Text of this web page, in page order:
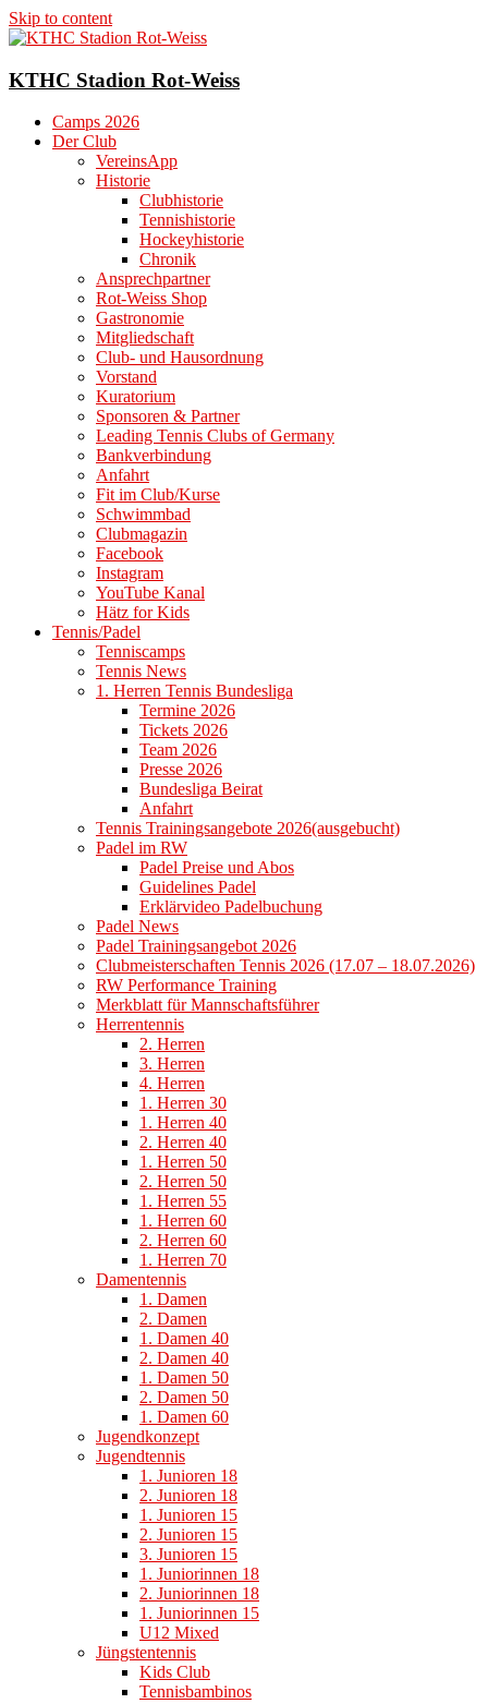
Skip to content
KTHC Stadion Rot-Weiss
Camps 2026
Der Club
VereinsApp
Historie
Clubhistorie
Tennishistorie
Hockeyhistorie
Chronik
Ansprechpartner
Rot-Weiss Shop
Gastronomie
Mitgliedschaft
Club- und Hausordnung
Vorstand
Kuratorium
Sponsoren & Partner
Leading Tennis Clubs of Germany
Bankverbindung
Anfahrt
Fit im Club/Kurse
Schwimmbad
Clubmagazin
Facebook
Instagram
YouTube Kanal
Hätz for Kids
Tennis/Padel
Tenniscamps
Tennis News
1. Herren Tennis Bundesliga
Termine 2026
Tickets 2026
Team 2026
Presse 2026
Bundesliga Beirat
Anfahrt
Tennis Trainingsangebote 2026(ausgebucht)
Padel im RW
Padel Preise und Abos
Guidelines Padel
Erklärvideo Padelbuchung
Padel News
Padel Trainingsangebot 2026
Clubmeisterschaften Tennis 2026 (17.07 – 18.07.2026)
RW Performance Training
Merkblatt für Mannschaftsführer
Herrentennis
2. Herren
3. Herren
4. Herren
1. Herren 30
1. Herren 40
2. Herren 40
1. Herren 50
2. Herren 50
1. Herren 55
1. Herren 60
2. Herren 60
1. Herren 70
Damentennis
1. Damen
2. Damen
1. Damen 40
2. Damen 40
1. Damen 50
2. Damen 50
1. Damen 60
Jugendkonzept
Jugendtennis
1. Junioren 18
2. Junioren 18
1. Junioren 15
2. Junioren 15
3. Junioren 15
1. Juniorinnen 18
2. Juniorinnen 18
1. Juniorinnen 15
U12 Mixed
Jüngstentennis
Kids Club
Tennisbambinos